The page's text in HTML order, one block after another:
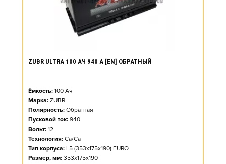
ZUBR ULTRA 100 АЧ 940 А [EN] ОБРАТНЫЙ
Ёмкость: 100 Ач
Марка: ZUBR
Полярность: Обратная
Пусковой ток: 940
Вольт: 12
Технология: Ca/Ca
Тип корпуса: L5 (353x175x190) EURO
Размер, мм: 353x175x190